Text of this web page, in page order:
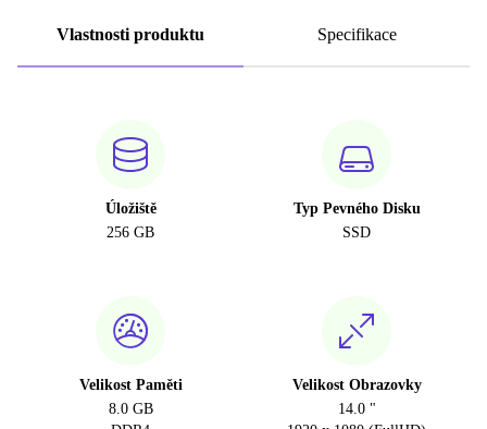
Vlastnosti produktu Specifikace
Úložiště
256 GB
Typ Pevného Disku
SSD
Velikost Paměti
8.0 GB
Velikost Obrazovky
14.0 "